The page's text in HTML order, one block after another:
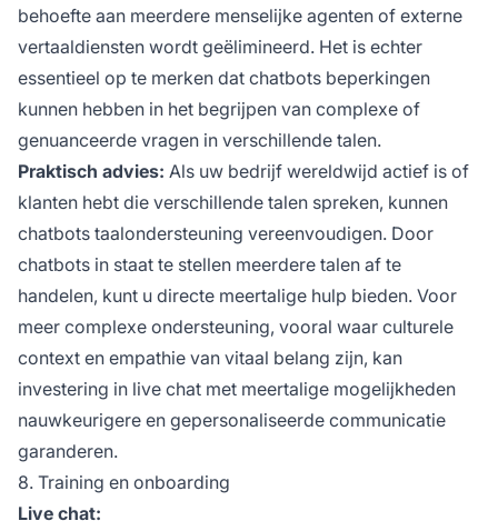
behoefte aan meerdere menselijke agenten of externe
vertaaldiensten wordt geëlimineerd. Het is echter
essentieel op te merken dat chatbots beperkingen
kunnen hebben in het begrijpen van complexe of
genuanceerde vragen in verschillende talen.
Praktisch advies: Als uw bedrijf wereldwijd actief is of
klanten hebt die verschillende talen spreken, kunnen
chatbots taalondersteuning vereenvoudigen. Door
chatbots in staat te stellen meerdere talen af te
handelen, kunt u directe meertalige hulp bieden. Voor
meer complexe ondersteuning, vooral waar culturele
context en empathie van vitaal belang zijn, kan
investering in live chat met meertalige mogelijkheden
nauwkeurigere en gepersonaliseerde communicatie
garanderen.
8. Training en onboarding
Live chat: